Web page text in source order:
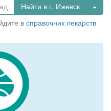
Найти в г. Ижевск
в справочник лекарств